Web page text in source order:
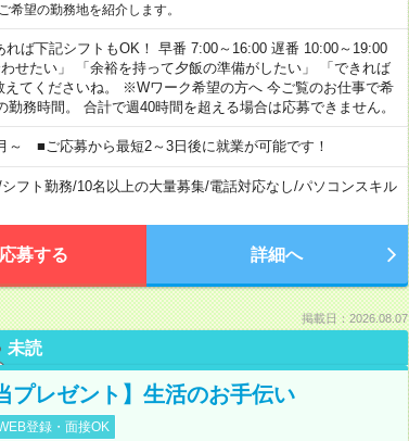
望の勤務地を紹介します。
ば下記シフトもOK！ 早番 7:00～16:00 遅番 10:00～19:00
せたい」 「余裕を持って夕飯の準備がしたい」 「できれば
てくださいね。 ※Wワーク希望の方へ 今ご覧のお仕事で希
務時間。 合計で週40時間を超える場合は応募できません。
～ ■ご応募から最短2～3日後に就業が可能です！
シフト勤務/10名以上の大量募集/電話対応なし/パソコンスキル
応募する 詳細へ
掲載日：2026.08.07
未読
プレゼント】生活のお手伝い
登録・面接OK